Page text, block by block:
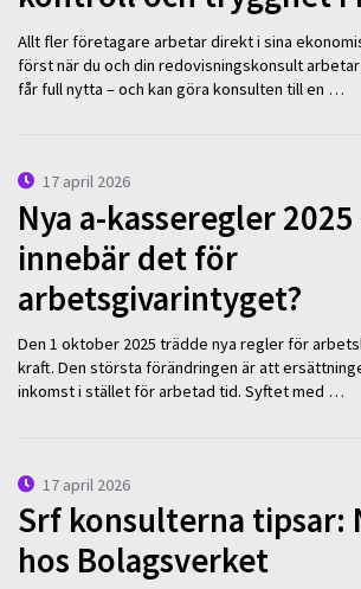
Allt fler företagare arbetar direkt i sina
först när du och din redovisningskonsult
får full nytta – och kan göra konsulten till en …
17 april 2026
Nya a-kasseregler 2025
innebär det för
arbetsgivarintyget?
Den 1 oktober 2025 trädde nya regler för
kraft. Den största förändringen är att
inkomst i stället för arbetad tid. Syftet med …
17 april 2026
Srf konsulterna tipsar:
hos Bolagsverket